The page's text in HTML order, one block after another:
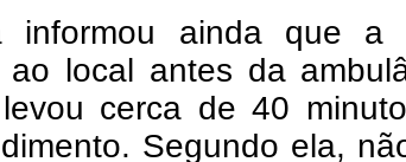
informou ainda que a
ao local antes da
cerca de 40
Segundo ela,